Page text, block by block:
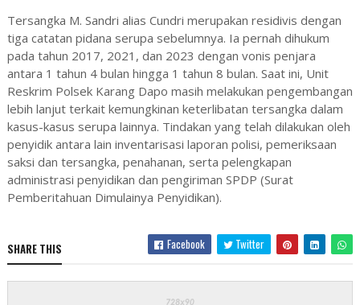
Tersangka M. Sandri alias Cundri merupakan residivis dengan
tiga catatan pidana serupa sebelumnya. Ia pernah dihukum
pada tahun 2017, 2021, dan 2023 dengan vonis penjara
antara 1 tahun 4 bulan hingga 1 tahun 8 bulan. Saat ini, Unit
Reskrim Polsek Karang Dapo masih melakukan pengembangan
lebih lanjut terkait kemungkinan keterlibatan tersangka dalam
kasus-kasus serupa lainnya. Tindakan yang telah dilakukan oleh
penyidik antara lain inventarisasi laporan polisi, pemeriksaan
saksi dan tersangka, penahanan, serta pelengkapan
administrasi penyidikan dan pengiriman SPDP (Surat
Pemberitahuan Dimulainya Penyidikan).
SHARE THIS Facebook Twitter